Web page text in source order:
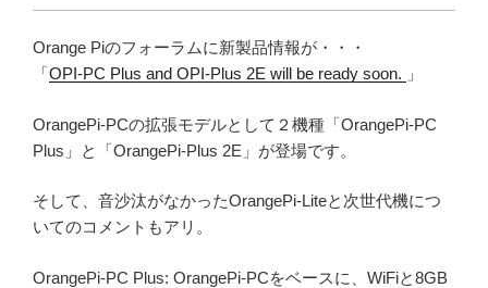
Orange Piのフォーラムに新製品情報が・・・
「OPI-PC Plus and OPI-Plus 2E will be ready soon. 」
OrangePi-PCの拡張モデルとして２機種「OrangePi-PC
Plus」と「OrangePi-Plus 2E」が登場です。
そして、音沙汰がなかったOrangePi-Liteと次世代機につ
いてのコメントもアリ。
OrangePi-PC Plus: OrangePi-PCをベースに、WiFiと8GB